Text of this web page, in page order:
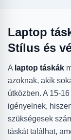
Laptop
Stílus és
A laptop táskák
azoknak, akik
útközben. A 15-
igényelnek,
szükségesek
táskát találhat,